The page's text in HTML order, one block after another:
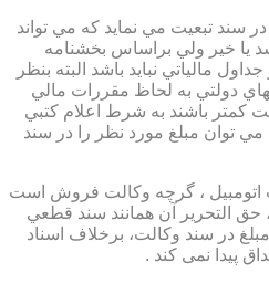
در سند تبعيت مي نمايد كه مي تواند
يا خير ولي براساس بخشنامه
مالياتي نبايد باشد البته بنظر
دولتي به لحاظ مقررات مالي
كمتر باشند به شرط اعلام كتبي
توان مبلغ مورد نظر را در سند
اتومبيل ، گرچه وكالت فروش است
التحرير آن همانند سند قطعي
در سند وكالت، برخلاف اسناد
پیدا نمی کند .